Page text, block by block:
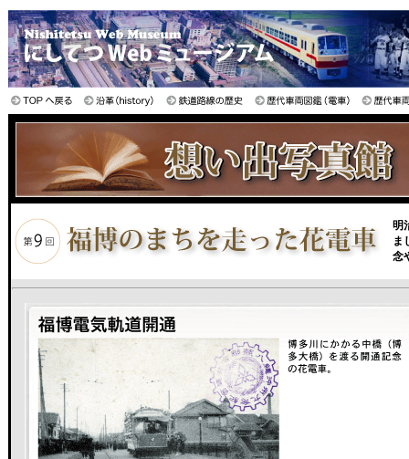
明
ま
念